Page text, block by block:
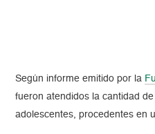
Según informe emitido por la
fueron atendidos la cantidad
adolescentes, procedentes en